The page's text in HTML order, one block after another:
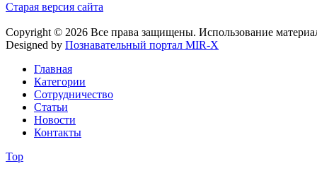
Старая версия сайта
Copyright © 2026 Все права защищены. Использование
Designed by Познавательный портал MIR-X
Главная
Категории
Сотрудничество
Статьи
Новости
Контакты
Top